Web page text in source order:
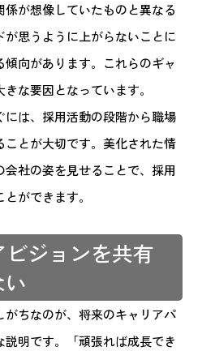
係が想像していたものと異なる
が思うように上がらないことに
傾向があります。これらのギャ
な要因となっています。
には、採用活動の段階から職場
ことが大切です。美化された情
社の姿を見せることで、採用
ができます。
ジョンを共有
ちなのが、将来のキャリアパ
明です。「頑張れば成長でき